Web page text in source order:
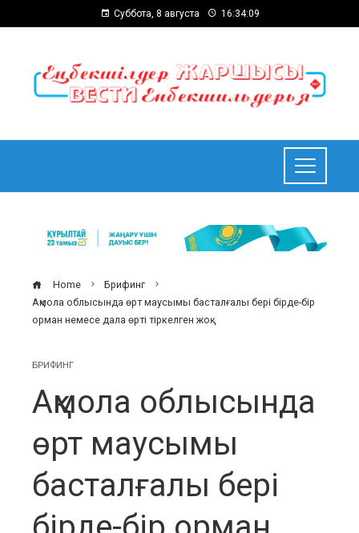
Суббота, 8 августа 16:34:10
Home
Брифинг
Ақмола облысында өрт маусымы басталғалы бері бірде-бір
орман немесе дала өрті тіркелген жоқ
БРИФИНГ
Ақмола облысында
өрт маусымы
басталғалы бері